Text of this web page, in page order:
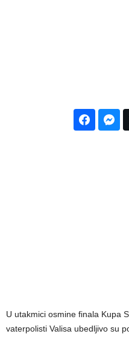
U utakmici osmine finala Kupa
vaterpolisti Valisa ubedljivo su